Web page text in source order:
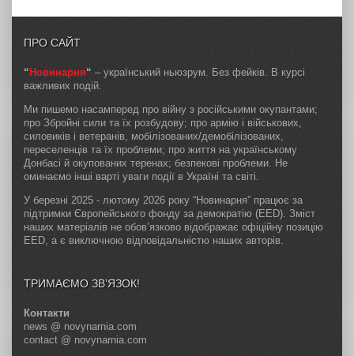
ПРО САЙТ
“ Новинарня“ – український ньюзрум. Без фейків. В курсі
важливих подій.
Ми пишемо насамперед про війну з російськими окупантами;
про Збройні сили та їх розбудову; про армію і військових,
силовиків і ветеранів, мобілізованих/демобілізованих,
переселенців та їх проблеми; про життя на українському
Донбасі й окупованих теренах; безпекові проблеми. Не
оминаємо інші варті уваги події в Україні та світі.
У березні 2025 - лютому 2026 року “Новинарня” працює за
підтримки Європейського фонду за демократію (EED). Зміст
наших матеріалів не обов’язково відображає офіційну позицію
EED, а є виключною відповідальністю наших авторів.
ТРИМАЄМО ЗВ’ЯЗОК!
Контакти
news @ novynarnia.com
contact @ novynarnia.com